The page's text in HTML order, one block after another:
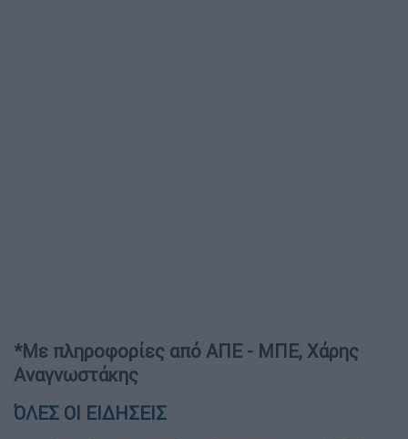
*Με πληροφορίες από ΑΠΕ - ΜΠΕ, Χάρης
Αναγνωστάκης
ΌΛΕΣ ΟΙ ΕΙΔΗΣΕΙΣ